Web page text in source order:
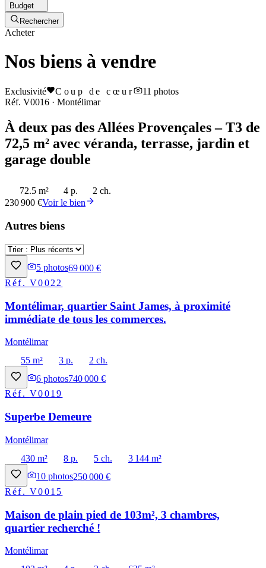
Budget
Rechercher
Acheter
Nos biens à vendre
Exclusivité Coup de cœur 11 photos
Réf. V0016 · Montélimar
À deux pas des Allées Provençales – T3 de
72,5 m² avec véranda, terrasse, jardin et
garage double
72.5 m² 4 p.
2 ch.
230 900 €Voir le bien
Autres biens
5 photos69 000 €
Réf.V0022
Montélimar, quartier Saint James, à proximité
immédiate de tous les commerces.
Montélimar
55 m²
3 p.
2 ch.
6 photos740 000 €
Réf.V0019
Superbe Demeure
Montélimar
430 m²
8 p. 5 ch.
3 144 m²
10 photos250 000 €
Réf.V0015
Maison de plain pied de 103m², 3 chambres,
quartier recherché !
Montélimar